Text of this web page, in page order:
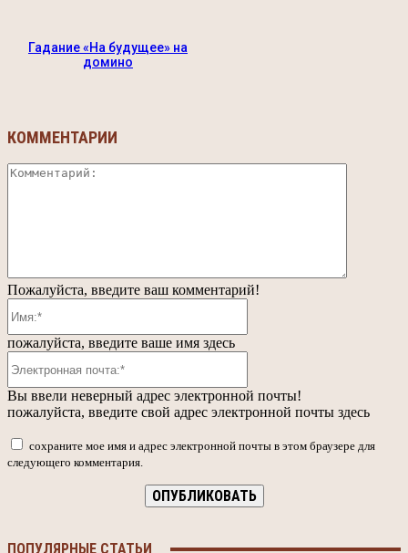
Гадание «На будущее» на
домино
КОММЕНТАРИИ
Пожалуйста, введите ваш комментарий!
пожалуйста, введите ваше имя здесь
Вы ввели неверный адрес электронной почты!
пожалуйста, введите свой адрес электронной почты здесь
сохраните мое имя и адрес электронной почты в этом браузере для
следующего комментария.
ПОПУЛЯРНЫЕ СТАТЬИ